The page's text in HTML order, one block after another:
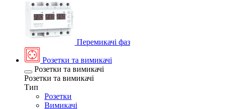
Перемикачі фаз
Розетки та вимикачі
Розетки та вимикачі
Розетки та вимикачі
Тип
Розетки
Вимикачі